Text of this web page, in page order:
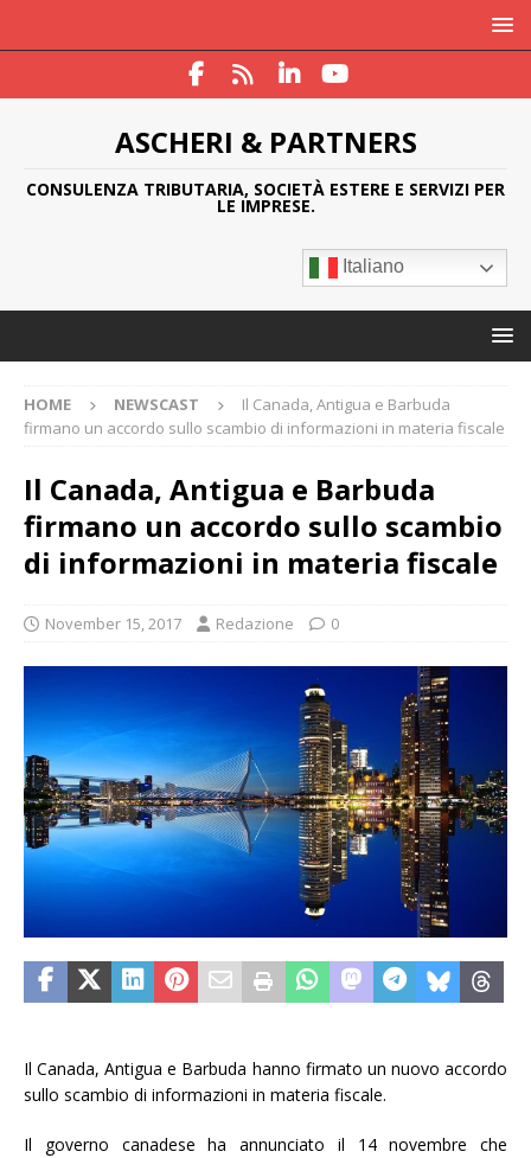
ASCHERI & PARTNERS
CONSULENZA TRIBUTARIA, SOCIETÀ ESTERE E SERVIZI PER
LE IMPRESE.
Italiano
HOME NEWSCAST
Il Canada, Antigua e Barbuda
firmano un accordo sullo scambio di informazioni in materia fiscale
Il Canada, Antigua e Barbuda
firmano un accordo sullo scambio
di informazioni in materia fiscale
November 15, 2017 Redazione 0
Il Canada, Antigua e Barbuda hanno firmato un nuovo accordo
sullo scambio di informazioni in materia fiscale.
Il governo canadese ha annunciato il 14 novembre che